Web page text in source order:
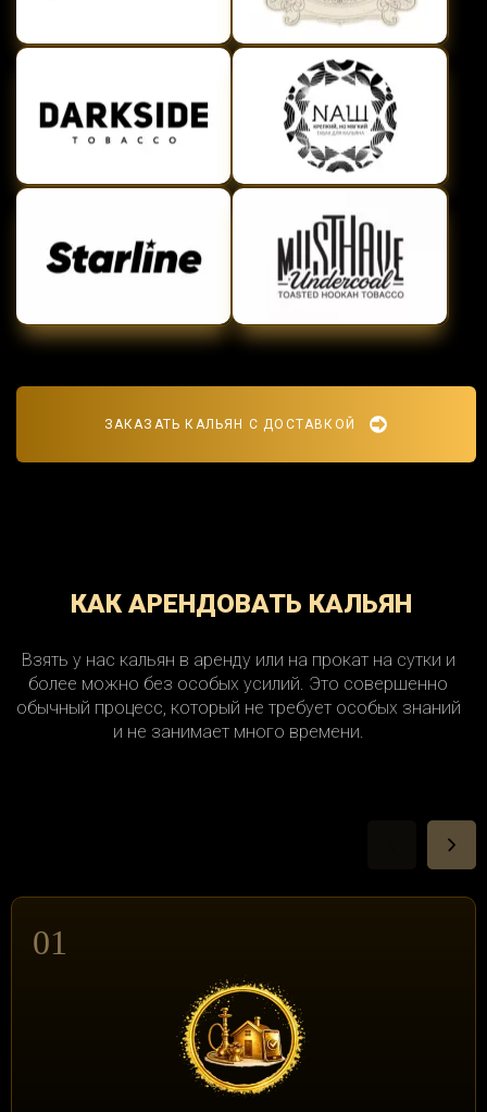
ЗАКАЗАТЬ КАЛЬЯН С ДОСТАВКОЙ
КАК АРЕНДОВАТЬ КАЛЬЯН
Взять у нас кальян в аренду или на прокат на сутки и
более можно без особых усилий. Это совершенно
обычный процесс, который не требует особых знаний
и не занимает много времени.
01